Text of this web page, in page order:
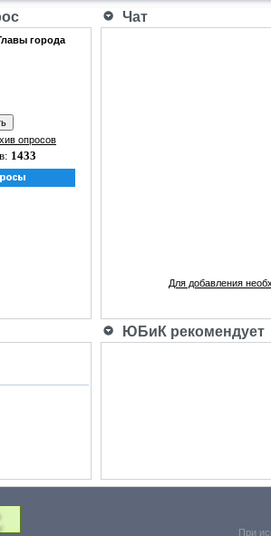
Чат
города
опросов
1433
Для добавления
ЮБиК рекомендует
При